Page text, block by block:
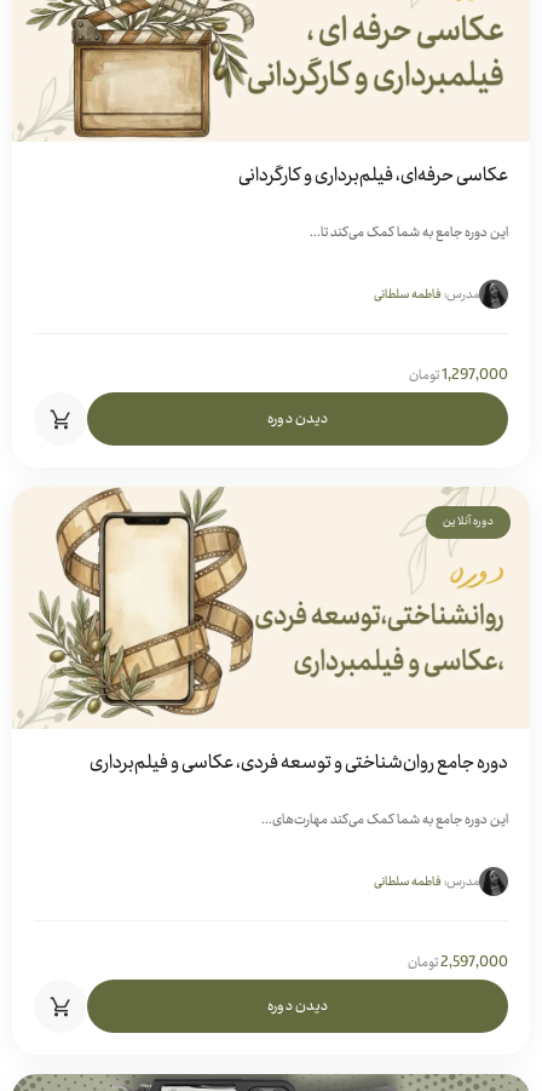
عکاسی حرفه‌ای، فیلم‌برداری و کارگردانی
این دوره جامع به شما کمک می‌کند تا...
مدرس:فاطمه سلطانی
1,297,000تومان
دیدن دوره
دوره آنلاین
دوره جامع روان‌شناختی و توسعه فردی، عکاسی و فیلم‌برداری
این دوره جامع به شما کمک می‌کند مهارت‌های...
مدرس:فاطمه سلطانی
2,597,000تومان
دیدن دوره